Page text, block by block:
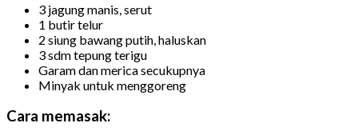
3 jagung manis, serut
1 butir telur
2 siung bawang putih, haluskan
3 sdm tepung terigu
Garam dan merica secukupnya
Minyak untuk menggoreng
Cara memasak: